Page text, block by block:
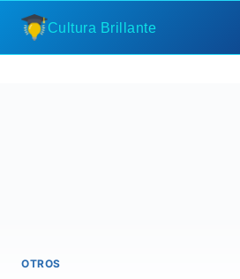
Saltar
contenido
Cultura Brillante
OTROS